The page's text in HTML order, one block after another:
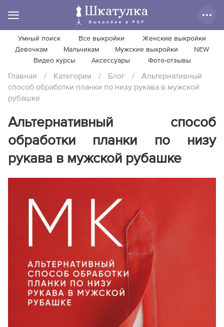
Умный поиск Все выкройки
Женские выкройки
Девочкам
Мальчикам Мужские выкройки
NEW
Видео курсы
Аксессуары Фото-отзывы
Главная / Категории / Блог /
Альтернативный
способ обработки планки по низу рукава в мужской
рубашке
Альтернативный способ
обработки планки по низу
рукава в мужской рубашке